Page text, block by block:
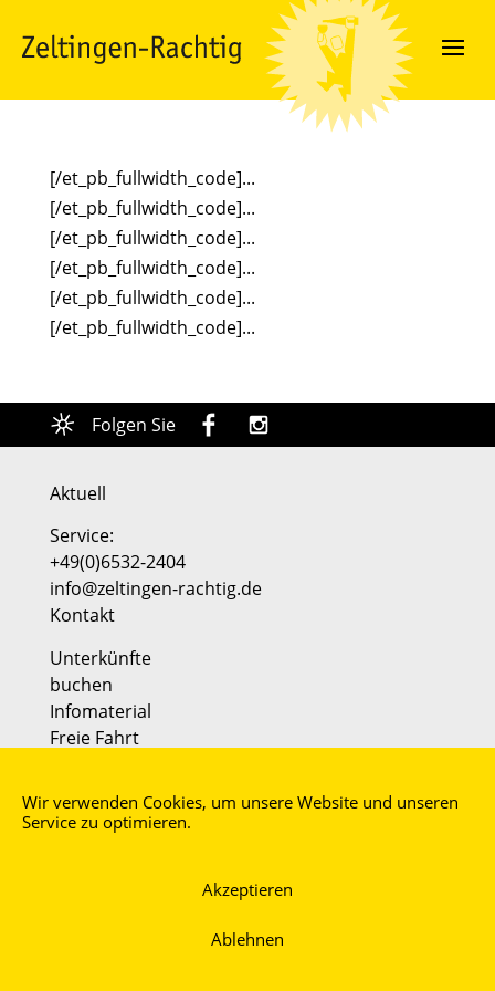
Wir verwenden Cookies, um unsere Website und unseren
Service zu optimieren.
Akzeptieren
Ablehnen
[/et_pb_fullwidth_code]...
[/et_pb_fullwidth_code]...
[/et_pb_fullwidth_code]...
[/et_pb_fullwidth_code]...
[/et_pb_fullwidth_code]...
[/et_pb_fullwidth_code]...
Folgen Sie
Aktuell
Service:
+49(0)6532-2404
info@zeltingen-rachtig.de
Kontakt
Unterkünfte
buchen
Infomaterial
Freie Fahrt
Impressum
Datenschutz